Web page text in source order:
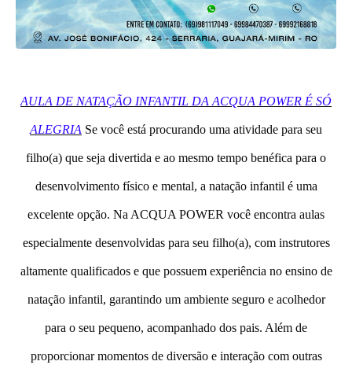
AULA DE NATAÇÃO INFANTIL DA ACQUA POWER É SÓ
ALEGRIA Se você está procurando uma atividade para seu
filho(a) que seja divertida e ao mesmo tempo benéfica para o
desenvolvimento físico e mental, a natação infantil é uma
excelente opção. Na ACQUA POWER você encontra aulas
especialmente desenvolvidas para seu filho(a), com instrutores
altamente qualificados e que possuem experiência no ensino de
natação infantil, garantindo um ambiente seguro e acolhedor
para o seu pequeno, acompanhado dos pais. Além de
proporcionar momentos de diversão e interação com outras